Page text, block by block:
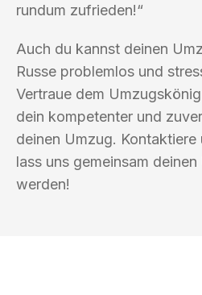
rundum zufrieden!“
Auch du kannst deinen
Russe problemlos und
Vertraue dem
dein kompetenter und
deinen Umzug. Kontaktiere
lass uns gemeinsam
werden!